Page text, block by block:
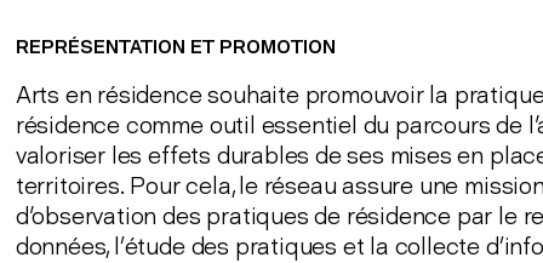
REPRÉSENTATION ET PROMOTION
Arts en résidence souhaite promouvoir la
résidence comme outil essentiel du parcours de
valoriser les effets durables de ses mises en
territoires. Pour cela, le réseau assure une
d'observation des pratiques de résidence par le
données, l’étude des pratiques et la collecte